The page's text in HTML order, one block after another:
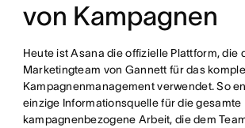
von Kampagnen
Heute ist Asana die offizielle Plattform, die
Marketingteam von Gannett für das
Kampagnenmanagement verwendet. So
einzige Informationsquelle für die gesamte
kampagnenbezogene Arbeit, die dem